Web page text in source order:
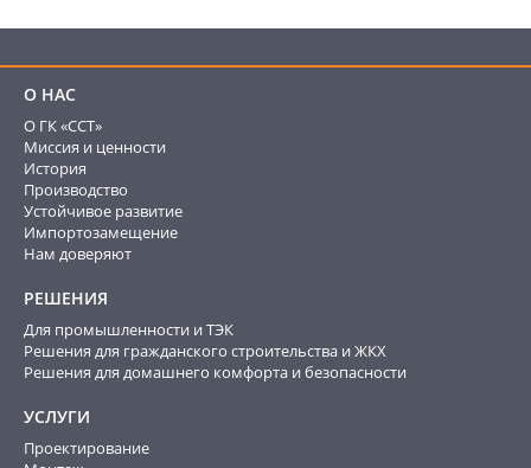
О НАС
О ГК «ССТ»
Миссия и ценности
История
Производство
Устойчивое развитие
Импортозамещение
Нам доверяют
РЕШЕНИЯ
Для промышленности и ТЭК
Решения для гражданского строительства и ЖКХ
Решения для домашнего комфорта и безопасности
УСЛУГИ
Проектирование